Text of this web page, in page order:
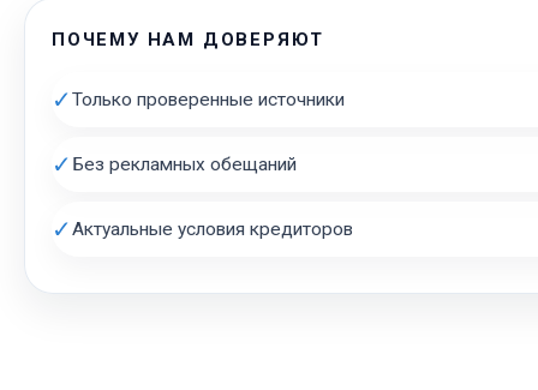
ПОЧЕМУ НАМ ДОВЕРЯЮТ
✓Только проверенные источники
✓ Без рекламных обещаний
✓Актуальные условия кредиторов